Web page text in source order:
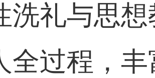
洗礼与思
全过程，